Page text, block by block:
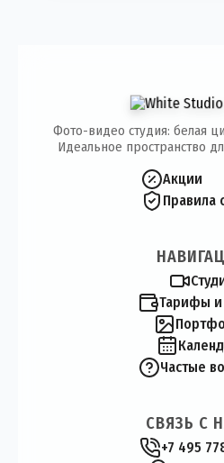
Фото-видео студия: белая
Идеальное пространство
Акции
Правила
Тарифы и
Частые
СВЯЗЬ С
+7 495